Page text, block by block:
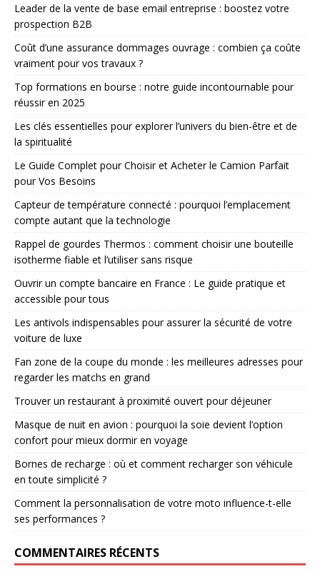
Leader de la vente de base email entreprise : boostez votre
prospection B2B
Coût d’une assurance dommages ouvrage : combien ça coûte
vraiment pour vos travaux ?
Top formations en bourse : notre guide incontournable pour
réussir en 2025
Les clés essentielles pour explorer l’univers du bien-être et de
la spiritualité
Le Guide Complet pour Choisir et Acheter le Camion Parfait
pour Vos Besoins
Capteur de température connecté : pourquoi l’emplacement
compte autant que la technologie
Rappel de gourdes Thermos : comment choisir une bouteille
isotherme fiable et l’utiliser sans risque
Ouvrir un compte bancaire en France : Le guide pratique et
accessible pour tous
Les antivols indispensables pour assurer la sécurité de votre
voiture de luxe
Fan zone de la coupe du monde : les meilleures adresses pour
regarder les matchs en grand
Trouver un restaurant à proximité ouvert pour déjeuner
Masque de nuit en avion : pourquoi la soie devient l’option
confort pour mieux dormir en voyage
Bornes de recharge : où et comment recharger son véhicule
en toute simplicité ?
Comment la personnalisation de votre moto influence-t-elle
ses performances ?
COMMENTAIRES RÉCENTS